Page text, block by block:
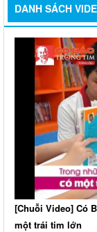
DANH SÁCH
[Chuỗi Video] Có
một trái tim lớn